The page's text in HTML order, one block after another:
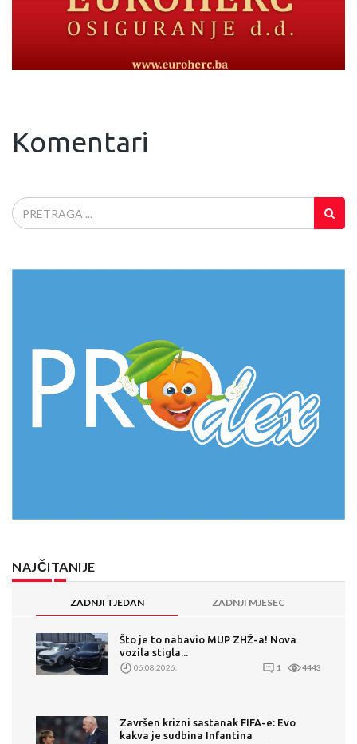
Komentari
NAJČITANIJE
ZADNJI TJEDAN ZADNJI MJESEC
Što je to nabavio MUP ZHŽ-a! Nova
vozila stigla...
06.08.2026. 1 4443
Završen krizni sastanak FIFA-e: Evo
kakva je sudbina Infantina